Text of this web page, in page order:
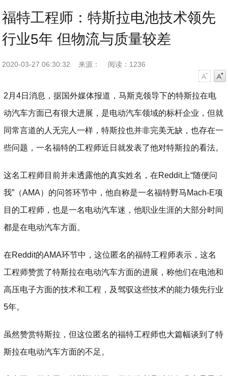
福特工程师：特斯拉电池技术领先
行业5年 但物流与质量较差
2020-03-27 06:30:32 来源：
阅读：1236
2月4日消息，据国外媒体报道，马斯克领导下的特斯拉在电
动汽车方面已有很大进展，是电动汽车领域的标杆企业，但就
同常言道的人无完人一样，特斯拉也并非完美无缺，也存在一
些问题，一名福特的工程师近日就发表了他对特斯拉的看法。
这名工程师目前并未透露他的真实姓名，在Reddit上“随便问
我”（AMA）的问答环节中，他自称是一名福特野马Mach-E项
目的工程师，也是一名电动汽车迷，他职业生涯的大部分时间
都是在电动汽车方面。
在Reddit的AMA环节中，这位匿名的福特工程师表示，这名
工程师赞赏了特斯拉在电动汽车方面的进展，称他们在电池和
高压电子方面的技术和工程，及驾驭这些技术的能力领先行业
5年。
虽然赞赏特斯拉，但这位匿名的福特工程师也大篇幅谈到了特
斯拉在电动汽车方面的不足。